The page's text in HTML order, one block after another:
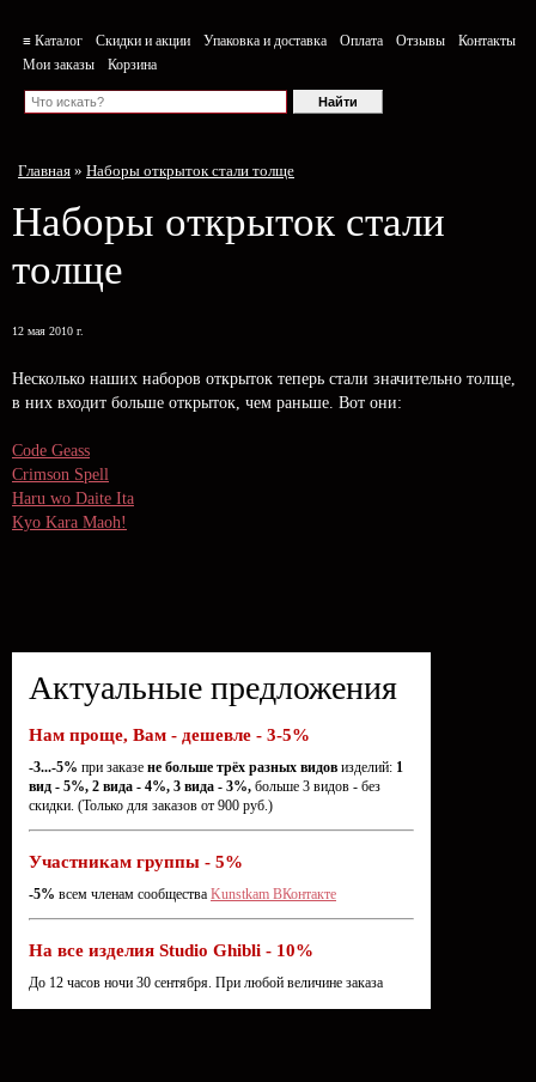
≡ Каталог Скидки и акции Упаковка и доставка Оплата Отзывы
Контакты
Мои заказы
Корзина
Главная » Наборы открыток стали толще
Наборы открыток стали
толще
12 мая 2010 г.
Несколько наших наборов открыток теперь стали значительно толще,
в них входит больше открыток, чем раньше. Вот они:
Code Geass
Crimson Spell
Haru wo Daite Ita
Kyo Kara Maoh!
Актуальные предложения
Нам проще, Вам - дешевле - 3-5%
-3...-5% при заказе не больше трёх разных видов изделий: 1
вид - 5%, 2 вида - 4%, 3 вида - 3%, больше 3 видов - без
скидки. (Только для заказов от 900 руб.)
Участникам группы - 5%
-5% всем членам сообщества Kunstkam ВКонтакте
На все изделия Studio Ghibli - 10%
До 12 часов ночи 30 сентября. При любой величине заказа